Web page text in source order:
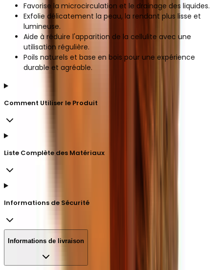
Favorise la microcirculation et le drainage des liquides.
Exfolie délicatement la peau, la rendant plus lisse et
lumineuse.
Aide à réduire l'apparition de la cellulite avec une
utilisation régulière.
Poils naturels et base en bois pour une expérience
durable et agréable.
Comment Utiliser le Produit
Liste Complète des Matériaux
Informations de Sécurité
Informations de livraison